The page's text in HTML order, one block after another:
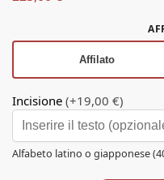
Affilato
Incisione (+19,00 €)
Alfabeto latino o giapponese